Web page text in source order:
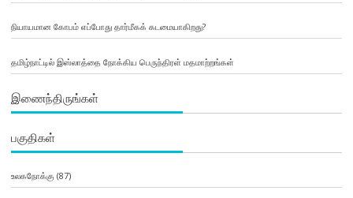
நியாயமான கோபம் எப்போது தார்மீகக் கடமையாகிறது?
தமிழ்நாட்டில் இஸ்லாத்தை நோக்கிய பெருந்திரள் மதமாற்றங்கள்
இணைந்திருங்கள்
பகுதிகள்
உலகநோக்கு (87)